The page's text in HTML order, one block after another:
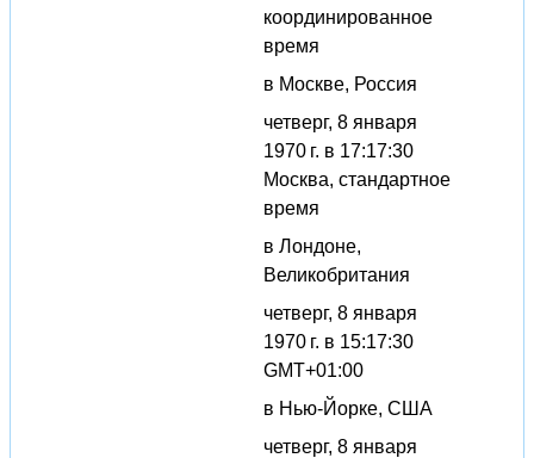
координированное
время
в Москве, Россия
четверг, 8 января
1970 г. в 17:17:30
Москва, стандартное
время
в Лондоне,
Великобритания
четверг, 8 января
1970 г. в 15:17:30
GMT+01:00
в Нью-Йорке, США
четверг, 8 января